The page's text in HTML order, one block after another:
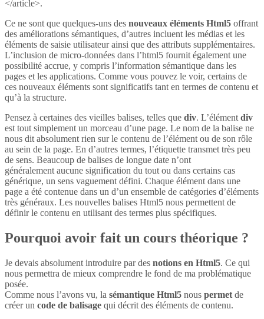
</article>.
Ce ne sont que quelques-uns des nouveaux éléments Html5 offrant
des améliorations sémantiques, d’autres incluent les médias et les
éléments de saisie utilisateur ainsi que des attributs supplémentaires.
L’inclusion de micro-données dans l’html5 fournit également une
possibilité accrue, y compris l’information sémantique dans les
pages et les applications. Comme vous pouvez le voir, certains de
ces nouveaux éléments sont significatifs tant en termes de contenu et
qu’à la structure.
Pensez à certaines des vieilles balises, telles que div. L’élément div
est tout simplement un morceau d’une page. Le nom de la balise ne
nous dit absolument rien sur le contenu de l’élément ou de son rôle
au sein de la page. En d’autres termes, l’étiquette transmet très peu
de sens. Beaucoup de balises de longue date n’ont
généralement aucune signification du tout ou dans certains cas
générique, un sens vaguement défini. Chaque élément dans une
page a été contenue dans un d’un ensemble de catégories d’éléments
très généraux. Les nouvelles balises Html5 nous permettent de
définir le contenu en utilisant des termes plus spécifiques.
Pourquoi avoir fait un cours théorique ?
Je devais absolument introduire par des notions en Html5. Ce qui
nous permettra de mieux comprendre le fond de ma problématique
posée.
Comme nous l’avons vu, la sémantique Html5 nous permet de
créer un code de balisage qui décrit des éléments de contenu.